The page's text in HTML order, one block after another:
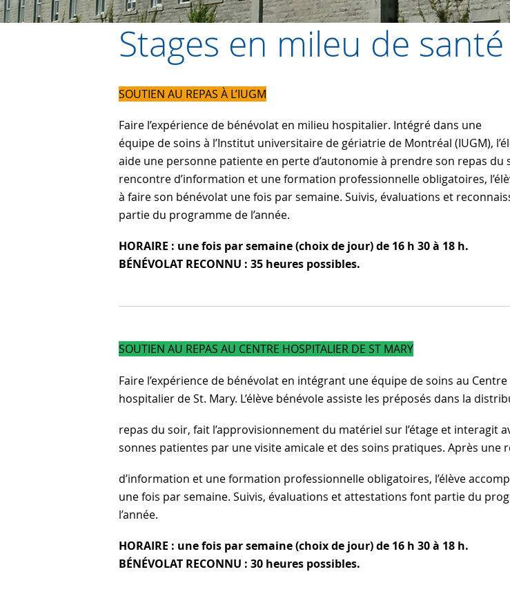
Stages en mileu de santé
SOUTIEN AU REPAS À L’IUGM
Faire l’expérience de bénévolat en milieu hospitalier. Intégré dans une
équipe de soins à l’Institut universitaire de gériatrie de Montréal (IUGM),
aide une personne patiente en perte d’autonomie à prendre son repas du
rencontre d’information et une formation professionnelle obligatoires,
à faire son bénévolat une fois par semaine. Suivis, évaluations et
partie du programme de l’année.
HORAIRE : une fois par semaine (choix de jour) de 16 h 30 à 18 h.
BÉNÉVOLAT RECONNU : 35 heures possibles.
SOUTIEN AU REPAS AU CENTRE HOSPITALIER DE ST MARY
Faire l’expérience de bénévolat en intégrant une équipe de soins au Centre
hospitalier de St. Mary. L’élève bénévole assiste les préposés dans la
repas du soir, fait l’approvisionnement du matériel sur l’étage et interagit
sonnes patientes par une visite amicale et des soins pratiques. Après une
d’information et une formation professionnelle obligatoires, l’élève
une fois par semaine. Suivis, évaluations et attestations font partie du
l’année.
HORAIRE : une fois par semaine (choix de jour) de 16 h 30 à 18 h.
BÉNÉVOLAT RECONNU : 30 heures possibles.